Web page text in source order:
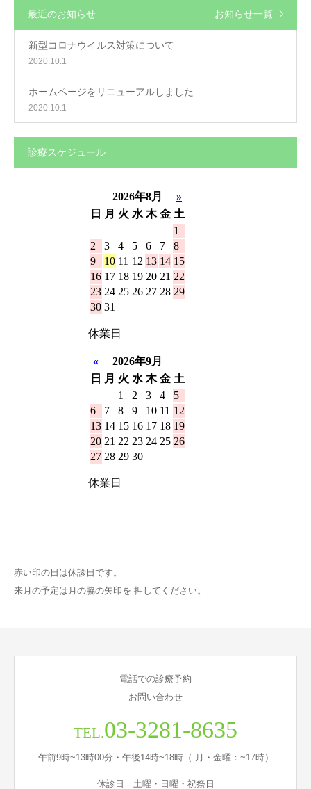
最近のお知らせ お知らせ一覧
新型コロナウイルス対策について
2020.10.1
ホームページをリニューアルしました
2020.10.1
診療スケジュール
赤い印の日は休診日です。
来月の予定は月の脇の矢印を 押してください。
電話での診療予約
お問い合わせ
TEL.03-3281-8635
午前9時~13時00分・午後14時~18時（ 月・金曜：~17時）
休診日 土曜・日曜・祝祭日